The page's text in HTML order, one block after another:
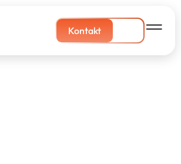
Kontakt